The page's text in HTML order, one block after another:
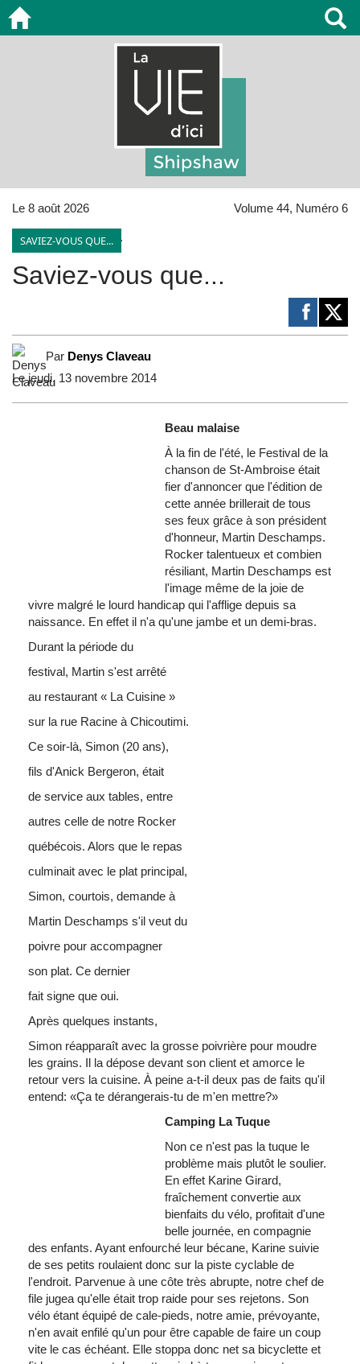
Le 8 août 2026 Volume 44, Numéro 6
SAVIEZ-VOUS QUE...
Saviez-vous que...
Par Denys Claveau
Le jeudi, 13 novembre 2014
Beau malaise
À la fin de l'été, le Festival de la
chanson de St-Ambroise était
fier d'annoncer que l'édition de
cette année brillerait de tous
ses feux grâce à son président
d'honneur, Martin Deschamps.
Rocker talentueux et combien
résiliant, Martin Deschamps est
l'image même de la joie de
vivre malgré le lourd handicap qui l'afflige depuis sa
naissance. En effet il n'a qu'une jambe et un demi-bras.
Durant la période du
festival, Martin s'est arrêté
au restaurant « La Cuisine »
sur la rue Racine à Chicoutimi.
Ce soir-là, Simon (20 ans),
fils d'Anick Bergeron, était
de service aux tables, entre
autres celle de notre Rocker
québécois. Alors que le repas
culminait avec le plat principal,
Simon, courtois, demande à
Martin Deschamps s'il veut du
poivre pour accompagner
son plat. Ce dernier
fait signe que oui.
Après quelques instants,
Simon réapparaît avec la grosse poivrière pour moudre
les grains. Il la dépose devant son client et amorce le
retour vers la cuisine. À peine a-t-il deux pas de faits qu'il
entend: «Ça te dérangerais-tu de m'en mettre?»
Camping La Tuque
Non ce n'est pas la tuque le
problème mais plutôt le soulier.
En effet Karine Girard,
fraîchement convertie aux
bienfaits du vélo, profitait d'une
belle journée, en compagnie
des enfants. Ayant enfourché leur bécane, Karine suivie
de ses petits roulaient donc sur la piste cyclable de
l'endroit. Parvenue à une côte très abrupte, notre chef de
file jugea qu'elle était trop raide pour ses rejetons. Son
vélo étant équipé de cale-pieds, notre amie, prévoyante,
n'en avait enfilé qu'un pour être capable de faire un coup
vite le cas échéant. Elle stoppa donc net sa bicyclette et